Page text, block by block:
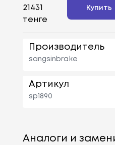
21431
тенге
Купить
Производитель
sangsinbrake
Артикул
sp1890
Аналоги и